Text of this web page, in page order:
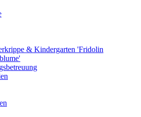
& Kindergarten 'Fridolin